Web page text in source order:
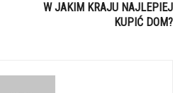
W JAKIM KRAJU NAJLEPIEJ
KUPIĆ DOM?